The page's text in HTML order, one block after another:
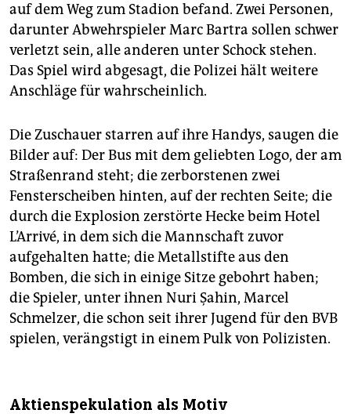
auf dem Weg zum Stadion befand. Zwei Personen,
darunter Abwehrspieler Marc Bartra sollen schwer
verletzt sein, alle anderen unter Schock stehen.
Das Spiel wird abgesagt, die Polizei hält weitere
Anschläge für wahrscheinlich.
Die Zuschauer starren auf ihre Handys, saugen die
Bilder auf: Der Bus mit dem geliebten Logo, der am
Straßenrand steht; die zerborstenen zwei
Fensterscheiben hinten, auf der rechten Seite; die
durch die Explosion zerstörte Hecke beim Hotel
L’Arrivé, in dem sich die Mannschaft zuvor
aufgehalten hatte; die Metallstifte aus den
Bomben, die sich in einige Sitze gebohrt haben;
die Spieler, unter ihnen Nuri Şahin, Marcel
Schmelzer, die schon seit ihrer Jugend für den BVB
spielen, verängstigt in einem Pulk von Polizisten.
Aktienspekulation als Motiv